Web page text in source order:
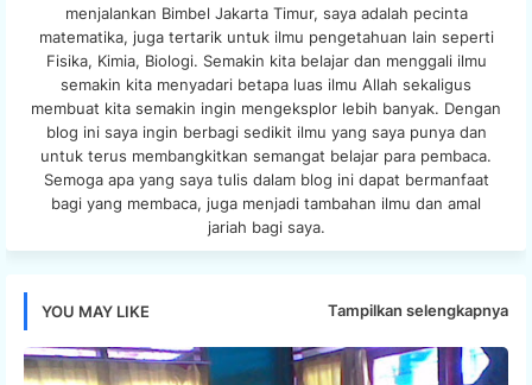
menjalankan Bimbel Jakarta Timur, saya adalah pecinta
matematika, juga tertarik untuk ilmu pengetahuan lain seperti
Fisika, Kimia, Biologi. Semakin kita belajar dan menggali ilmu
semakin kita menyadari betapa luas ilmu Allah sekaligus
membuat kita semakin ingin mengeksplor lebih banyak. Dengan
blog ini saya ingin berbagi sedikit ilmu yang saya punya dan
untuk terus membangkitkan semangat belajar para pembaca.
Semoga apa yang saya tulis dalam blog ini dapat bermanfaat
bagi yang membaca, juga menjadi tambahan ilmu dan amal
jariah bagi saya.
YOU MAY LIKE Tampilkan selengkapnya